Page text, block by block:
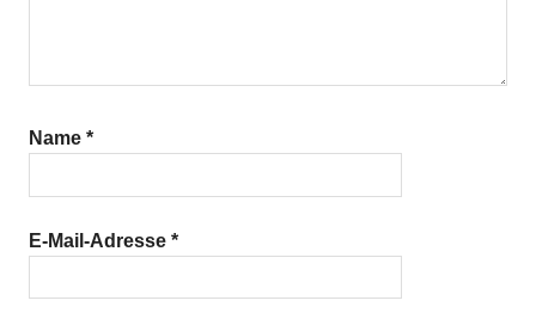
Name *
E-Mail-Adresse *